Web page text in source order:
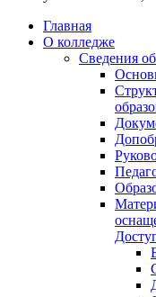
Главная
О колледже
Сведения